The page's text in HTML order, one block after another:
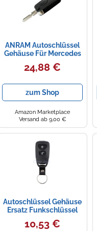
ANRAM Autoschlüssel
Gehäuse Für Mercedes
Benz W168 W124
W202 W203 ACE ML C
E113,Auto Schlüssel
Fernbedienung
Autoschlüssel Gehäuse
Ersatzgehäuse
Autoschlüssel,C
24,88 €
zum Shop
Amazon Marketplace
Versand ab 9,00 €
Autoschlüssel Gehäuse
Ersatz Funkschlüssel
Für Hyundai Tucson
Elantra
10,53 €